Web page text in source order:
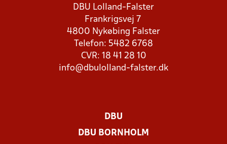
DBU Lolland-Falster
Frankrigsvej 7
4800 Nykøbing Falster
Telefon: 5482 6768
CVR: 18 41 28 10
info@dbulolland-falster.dk
DBU
DBU BORNHOLM